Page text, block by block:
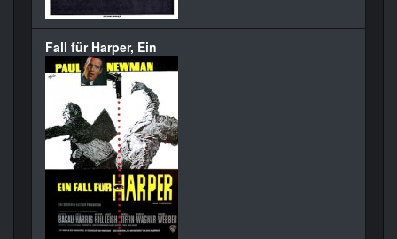
Fall für Harper, Ein